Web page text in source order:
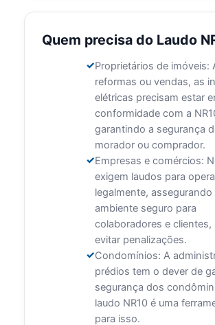
Quem precisa do Laudo
Proprietários de imóveis:
reformas ou vendas, as
elétricas precisam estar
conformidade com a
garantindo a segurança
morador ou comprador.
Empresas e comércios:
exigem laudos para
legalmente, assegurando
ambiente seguro para
colaboradores e clientes,
evitar penalizações.
Condomínios: A
prédios tem o dever de
segurança dos
laudo NR10 é uma
para isso.